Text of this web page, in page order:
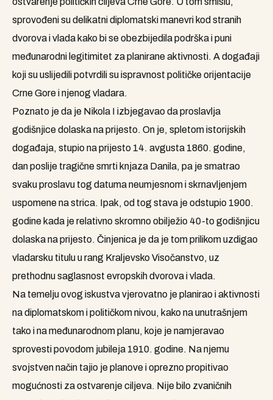
sprovođeni su delikatni diplomatski manevri kod stranih
dvorova i vlada kako bi se obezbijedila podrška i puni
međunarodni legitimitet za planirane aktivnosti. A događaji
koji su uslijedili potvrdili su ispravnost političke orijentacije
Crne Gore i njenog vladara.
Poznato je da je Nikola I izbjegavao da proslavlja
godišnjice dolaska na prijesto. On je, spletom istorijskih
događaja, stupio na prijesto 14. avgusta 1860. godine,
dan poslije tragične smrti knjaza Danila, pa je smatrao
svaku proslavu tog datuma neumjesnom i skrnavljenjem
uspomene na strica. Ipak, od tog stava je odstupio 1900.
godine kada je relativno skromno obilježio 40-to godišnjicu
dolaska na prijesto. Činjenica je da je tom prilikom uzdigao
vladarsku titulu u rang Kraljevsko Visočanstvo, uz
prethodnu saglasnost evropskih dvorova i vlada.
Na temelju ovog iskustva vjerovatno je planirao i aktivnosti
na diplomatskom i političkom nivou, kako na unutrašnjem
tako i na međunarodnom planu, koje je namjeravao
sprovesti povodom jubileja 1910. godine. Na njemu
svojstven način tajio je planove i oprezno propitivao
mogućnosti za ostvarenje ciljeva. Nije bilo zvaničnih